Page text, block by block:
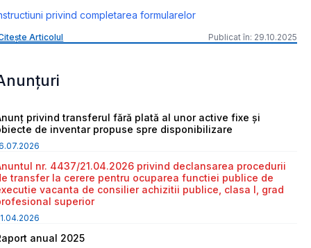
privind completarea formularelor
Articolul Publicat în: 29.10.2025
privind transferul fără plată al unor active fixe și
de inventar propuse spre disponibilizare
nr. 4437/21.04.2026 privind declansarea procedurii
transfer la cerere pentru ocuparea functiei publice de
vacanta de consilier achizitii publice, clasa I, grad
superior
anual 2025